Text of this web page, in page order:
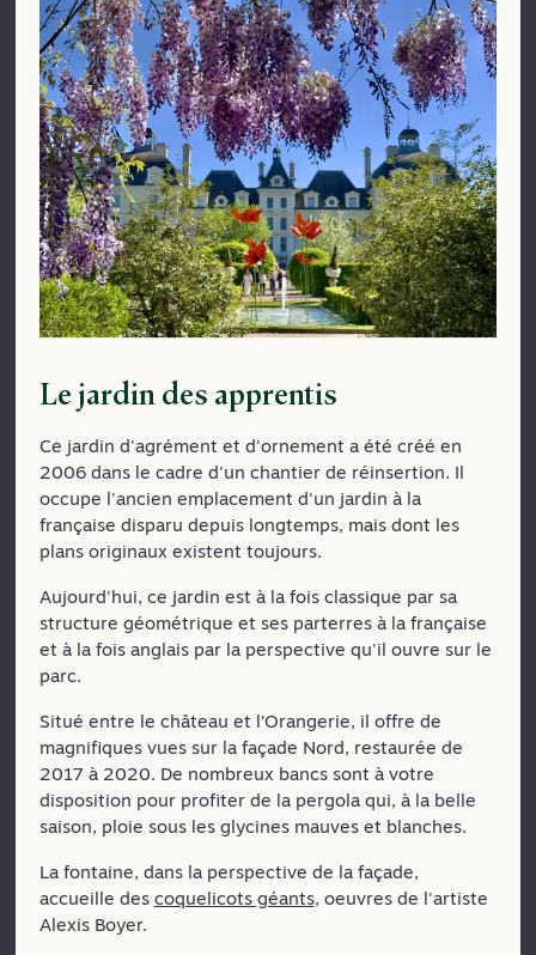
Le jardin des apprentis
Ce jardin d'agrément et d'ornement a été créé en
2006 dans le cadre d'un chantier de réinsertion. Il
occupe l'ancien emplacement d'un jardin à la
française disparu depuis longtemps, mais dont les
plans originaux existent toujours.
Aujourd'hui, ce jardin est à la fois classique par sa
structure géométrique et ses parterres à la française
et à la fois anglais par la perspective qu'il ouvre sur le
parc.
Situé entre le château et l’Orangerie, il offre de
magnifiques vues sur la façade Nord, restaurée de
2017 à 2020. De nombreux bancs sont à votre
disposition pour profiter de la pergola qui, à la belle
saison, ploie sous les glycines mauves et blanches.
La fontaine, dans la perspective de la façade,
accueille descoquelicots géants, oeuvres de l'artiste
Alexis Boyer.